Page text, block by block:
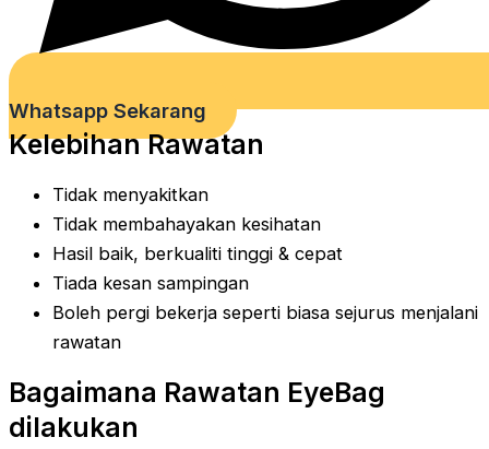
Whatsapp Sekarang
Kelebihan Rawatan
Tidak menyakitkan
Tidak membahayakan kesihatan
Hasil baik, berkualiti tinggi & cepat
Tiada kesan sampingan
Boleh pergi bekerja seperti biasa sejurus menjalani
rawatan
Bagaimana Rawatan EyeBag
dilakukan